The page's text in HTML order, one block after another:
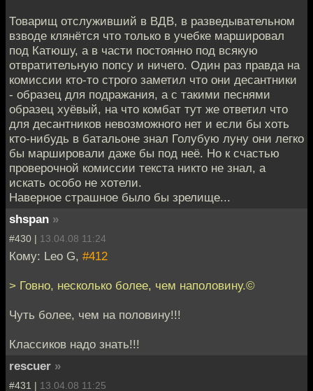
Товарищ отслуживший в ВДВ, в разведывательном
взводе клянётся что только в учебке маршировал
под Катюшу, а в части постоянно под всякую
отвратительную попсу и ничего. Один раз правда на
комиссии кто-то строго заметил что они десантники
- образец для подражания, а с такими песнями
образец хуёвый, на что комбат тут же ответил что
для десантников невозможного нет и если бы хоть
кто-нибудь в батальоне знал Голубую луну они легко
бы маршировали даже бы под неё. Но к счастью
проверочной комиссии текста никто не знал, а
искать особо не хотели.
Наверное страшное было бы зрелище...
shspan »
#430 | 13.04.08 11:24
Кому: Leo G, #412
> Говно, несколько более, чем наполовину.©
Чуть более, чем на половину!!!
Классиков надо знать!!!
rescuer »
#431 | 13.04.08 11:25